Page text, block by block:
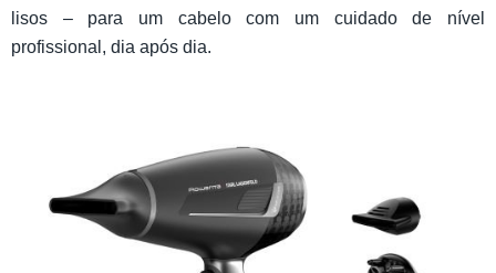
lisos – para um cabelo com um cuidado de nível
profissional, dia após dia.